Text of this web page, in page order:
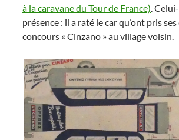
à la caravane du Tour de France).
présence : il a raté le car qu’ont pris
concours « Cinzano » au village voisin.